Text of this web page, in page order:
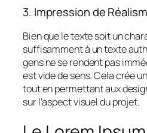
3. Impression de
Bien que le texte soit un
suffisamment à un texte
gens ne se rendent pas
est vide de sens. Cela crée
tout en permettant aux
sur l’aspect visuel du projet.